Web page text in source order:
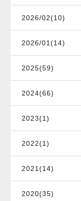
2026/02(10)
2026/01(14)
2025(59)
2024(66)
2023(1)
2022(1)
2021(14)
2020(35)